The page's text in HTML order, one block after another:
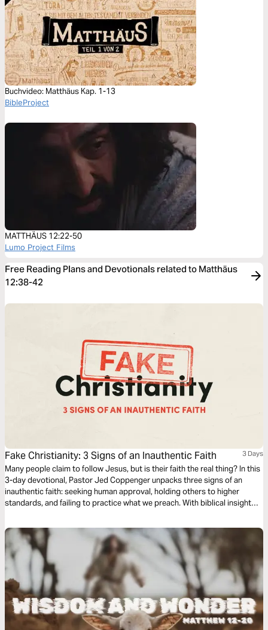
Buchvideo: Matthäus Kap. 1-13
BibleProject
MATTHÄUS 12:22-50
Lumo Project Films
Free Reading Plans and Devotionals related to Matthäus
12:38-42
Fake Christianity: 3 Signs of an Inauthentic Faith 3 Days
Many people claim to follow Jesus, but is their faith the real thing? In this
3-day devotional, Pastor Jed Coppenger unpacks three signs of an
inauthentic faith: seeking human approval, holding others to higher
standards, and failing to practice what we preach. With biblical insight
sincere, gospel-centered faith.